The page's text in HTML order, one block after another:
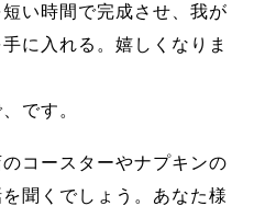
い時間で完成させ、我が
に入れる。嬉しくなりま
です。
コースターやナプキンの
聞くでしょう。あなた様